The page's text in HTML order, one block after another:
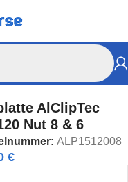
AlClipTec
Nut 8 & 6
ALP1512008
€